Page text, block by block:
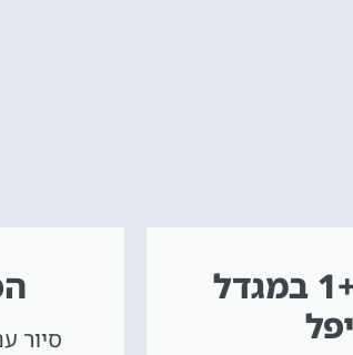
קומות 1+2 במגדל
סיור